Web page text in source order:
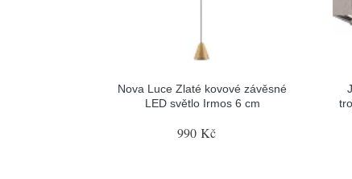
Nova Luce Zlaté kovové závěsné
LED světlo Irmos 6 cm
990 Kč